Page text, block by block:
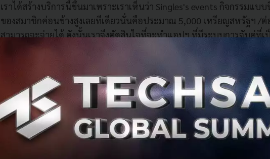
เราได้สร้างบริการนี้ขึ้นมาเพราะเราเห็นว่า Singles's events กิจกรรมแบ
ของสมาชิกค่อนข้างสูงเลยทีเดียวนั่นคือประมาณ 5,000 เหรียญสหรัฐฯ /
สามารถจะจ่ายได้ ดังนั้นเราจึงตัดสินใจที่จะทำแอปฯ ที่มีระบบการจับคู่ที่
เอง พร้อมเปิดให้ใช้ฟรีครับ
ปัจจุบัน Dipify ใช้โมเดลแบบ Freemium รายได้หลักจะมา In-App
เลือด), Virtual Products (สติ๊กเกอร์น่ารักๆ) ในแอปฯ และเว็บไซต์ ซึ่งเป็
ชื่นชอบและคนกลุ่มไหนที่พวกเขาอยากพบ ในขณะที่แต่ละ Premium
1.99 เหรียญฯ ไปจนถึง 9.99 เหรียญฯ และสำหรับ Free user จะเห็นโฆ
รายได้อีกช่องทางหนึ่งของเรา นอกจากนี้เราจะมีรายได้ที่มาจากการโฆ